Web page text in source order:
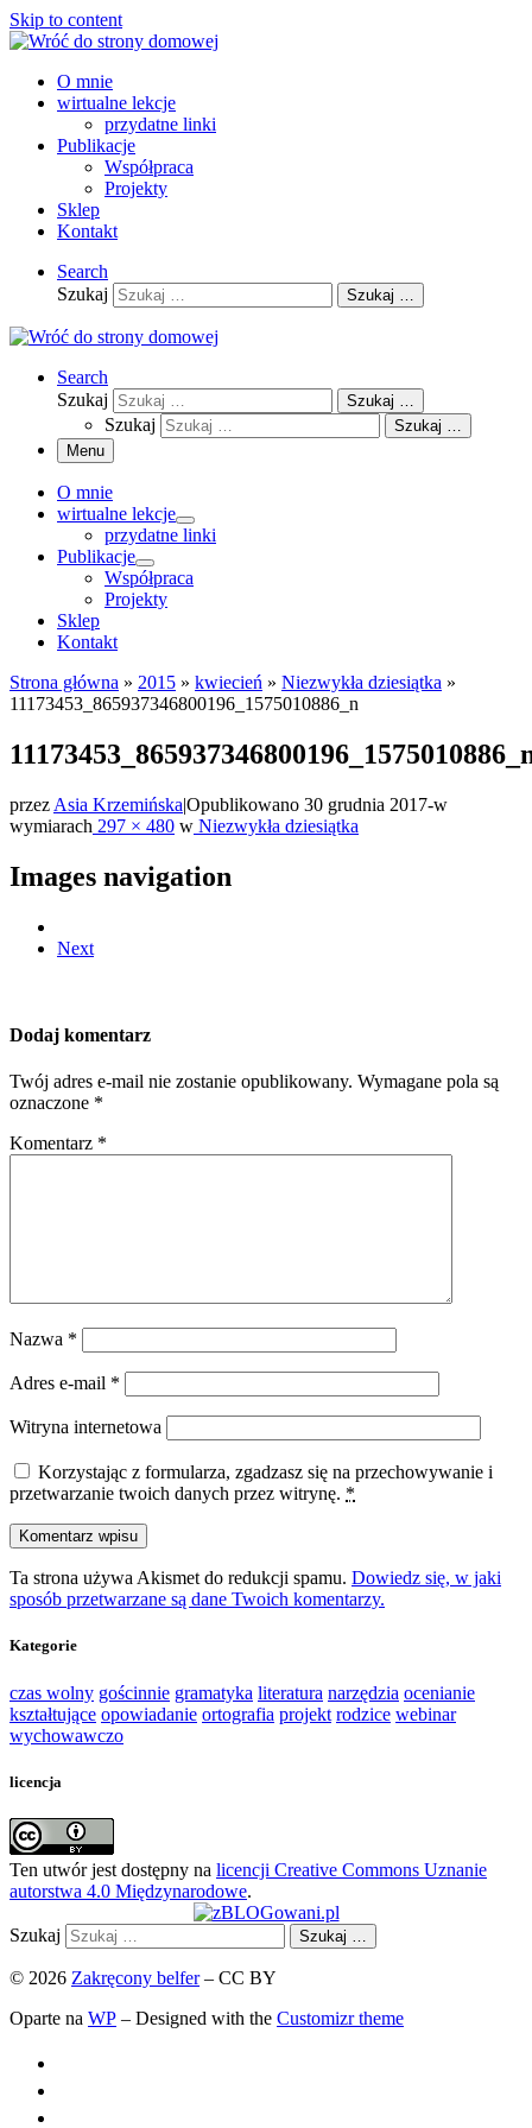
Skip to content
O mnie
wirtualne lekcje
przydatne linki
Publikacje
Współpraca
Projekty
Sklep
Kontakt
Search
Szukaj
Szukaj …
Search
Szukaj
Szukaj …
Szukaj
Szukaj …
Menu
O mnie
wirtualne lekcje
przydatne linki
Publikacje
Współpraca
Projekty
Sklep
Kontakt
Strona główna » 2015 » kwiecień » Niezwykła dziesiątka »
11173453_865937346800196_1575010886_n
przez Asia Krzemińska|Opublikowano 30 grudnia 2017-w
wymiarach 297 × 480 w Niezwykła dziesiątka
Images navigation
Next
Dodaj komentarz
Twój adres e-mail nie zostanie opublikowany. Wymagane pola są
oznaczone *
Komentarz *
Nazwa *
Adres e-mail *
Witryna internetowa
Korzystając z formularza, zgadzasz się na przechowywanie i
przetwarzanie twoich danych przez witrynę. *
Ta strona używa Akismet do redukcji spamu. Dowiedz się, w jaki
sposób przetwarzane są dane Twoich komentarzy.
Kategorie
czas wolny gościnnie gramatyka literatura narzędzia ocenianie
kształtujące opowiadanie ortografia projekt rodzice webinar
wychowawczo
licencja
Ten utwór jest dostępny na licencji Creative Commons Uznanie
autorstwa 4.0 Międzynarodowe.
Szukaj Szukaj …
© 2026 Zakręcony belfer– CC BY
Oparte na WP – Designed with the Customizr theme